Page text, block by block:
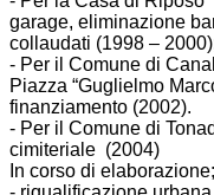
garage, eliminazione
collaudati (1998 –
- Per il Comune di
Piazza “Guglielmo
finanziamento (2002).
- Per il Comune di
cimiteriale (2004)
In corso di elaborazione;